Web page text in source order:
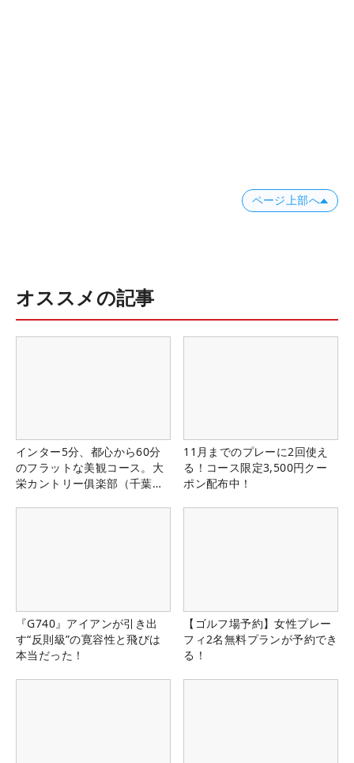
ページ上部へ
オススメの記事
インター5分、都心から60分
のフラットな美観コース。大
栄カントリー俱楽部（千葉
11月までのプレーに2回使え
る！コース限定3,500円クー
ポン配布中！
『G740』アイアンが引き出
す“反則級”の寛容性と飛びは
本当だった！
【ゴルフ場予約】女性プレー
フィ2名無料プランが予約でき
る！